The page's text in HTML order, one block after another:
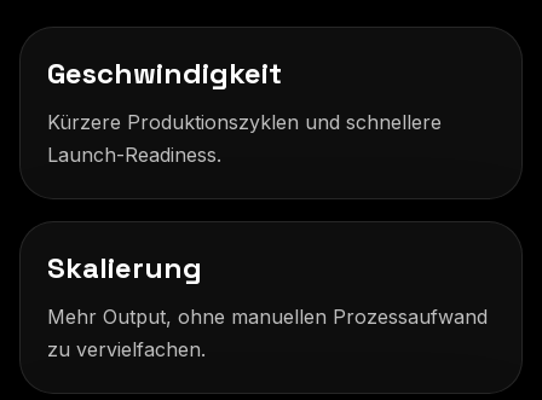
Geschwindigkeit
Kürzere Produktionszyklen und schnellere
Launch-Readiness.
Skalierung
Mehr Output, ohne manuellen Prozessaufwand
zu vervielfachen.